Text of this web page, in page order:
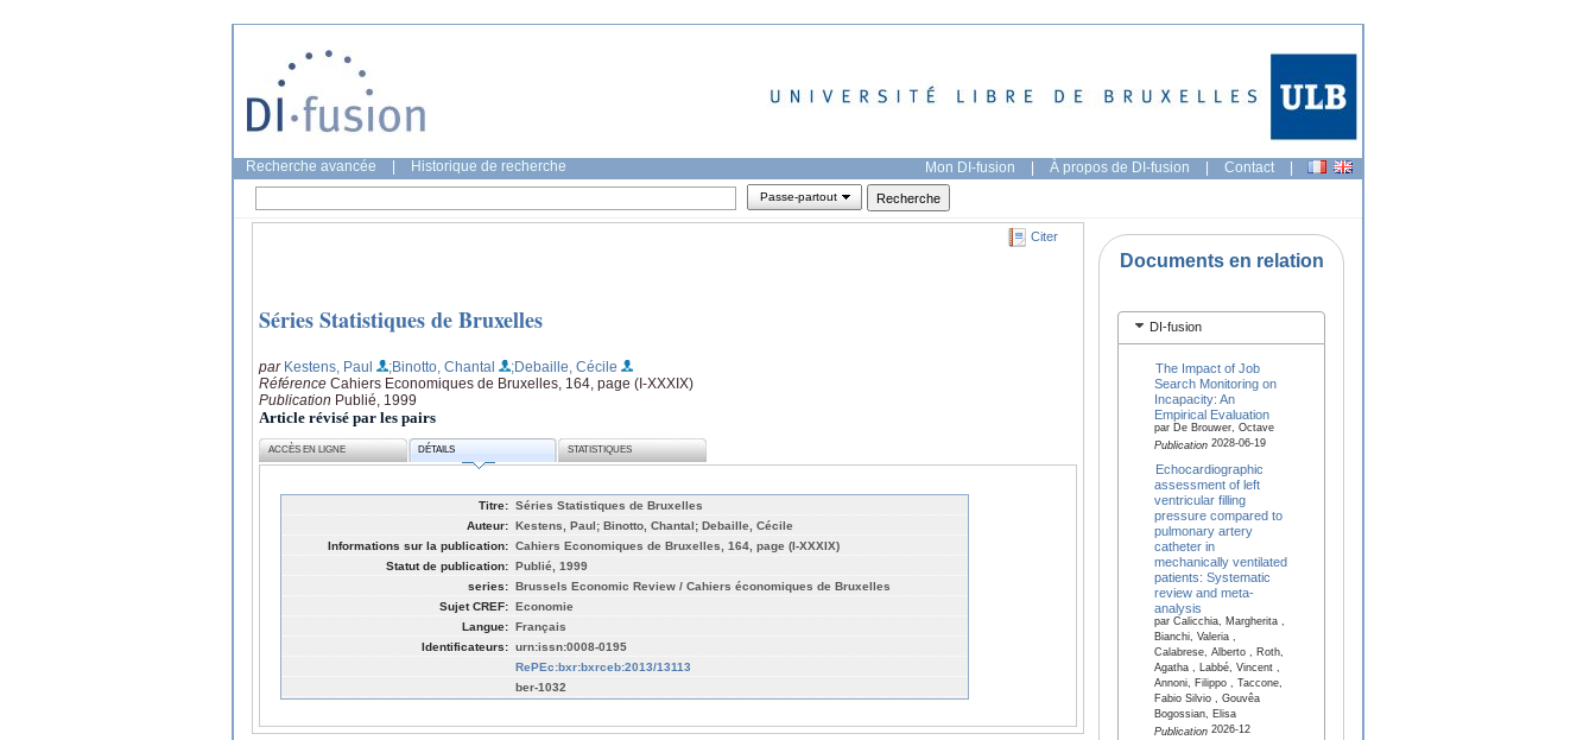
Recherche avancée Historique de recherche Mon DI-fusion | À propos de DI-fusion | Contact |
Passe-partout
Citer
Séries Statistiques de Bruxelles
par Kestens, Paul ;Binotto, Chantal
;Debaille, Cécile
Référence Cahiers Economiques de Bruxelles, 164, page (I-XXXIX)
Publication Publié, 1999
Article révisé par les pairs
ACCÈS EN LIGNE DÉTAILS STATISTIQUES
Titre: Séries Statistiques de Bruxelles
Auteur: Kestens, Paul; Binotto, Chantal; Debaille, Cécile
Informations sur la publication: Cahiers Economiques de Bruxelles, 164, page (I-XXXIX)
Statut de publication: Publié, 1999
series: Brussels Economic Review / Cahiers économiques de Bruxelles
Sujet CREF: Economie
Langue: Français
Identificateurs: urn:issn:0008-0195
RePEc:bxr:bxrceb:2013/13113
ber-1032
Documents en relation
DI-fusion
The Impact of Job
Search Monitoring on
Incapacity: An
Empirical Evaluation
par De Brouwer, Octave
Publication2028-06-19
Echocardiographic
assessment of left
ventricular filling
pressure compared to
pulmonary artery
catheter in
mechanically ventilated
patients: Systematic
review and meta-
analysis
par Calicchia, Margherita ,
Bianchi, Valeria ,
Calabrese, Alberto , Roth,
Agatha , Labbé, Vincent ,
Annoni, Filippo , Taccone,
Fabio Silvio , Gouvêa
Bogossian, Elisa
Publication2026-12